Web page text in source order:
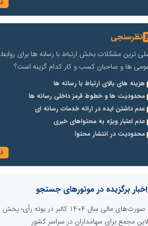
نظرسنجی
ترین مشکلات بخش ارتباط با رسانه ها برای روابط
ها و صاحبان کسب و کار کدام گزینه است؟
هزینه های بالای ارتباط با رسانه ها
محدودیت ها و خطوط قرمز داخلی رسانه ها
عدم داشتن ایده در ارائه خدمات رسانه ای
عدم اعتبار ویژه به محتواهای خبری
محدودیت در انتشار محتوا
اخبار برگزیده در موتورهای جستجو
صورت‌های مالی سال ۱۴۰۴ کالبر در بوته رأی؛ پخش
مجمع برای سهامداران در سراسر کشور